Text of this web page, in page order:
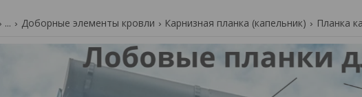
... Доборные элементы кровли Карнизная планка (капельник) Планка